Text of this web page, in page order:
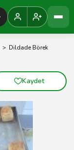
> Dildade Börek
Kaydet